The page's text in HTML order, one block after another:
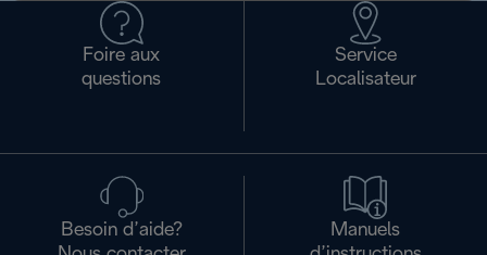
Foire aux
questions
Service
Localisateur
Besoin d’aide?
Manuels